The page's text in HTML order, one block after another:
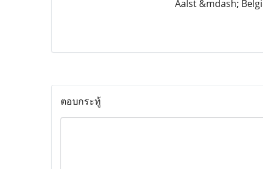
Aalst &mdash;
ตอบกระทู้